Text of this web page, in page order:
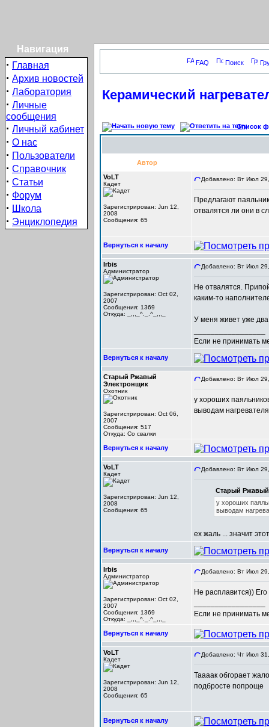
Навигация
· Главная
· Архив новостей
· Лаборатория
· Личные
сообщения
· Личный кабинет
· О нас
· Пользователи
· Справочник
· Статьи
· Форум
· Школа
· Энциклопедия
FAQ Поиск
Керамический
Список
Автор
VoLT
Кадет
Зарегистрирован: Jun 12,
2008
Сообщения: 65
Добавлено: Вт Июл
Предлагают
отвалятся ли они в
Вернуться к началу
Irbis
Администратор
Зарегистрирован: Oct 02,
2007
Сообщения: 1369
Откуда: _,,,_^._.^_,,,_
Добавлено: Вт Июл
Не отвалятся.
каким-то
У меня живет уже
Если не принимать
Вернуться к началу
Старый Ржавый
Электронщик
Охотник
Зарегистрирован: Oct 06,
2007
Сообщения: 517
Откуда: Со свалки
Добавлено: Вт Июл
у хороших
выводам нагревателя
Вернуться к началу
VoLT
Кадет
Зарегистрирован: Jun 12,
2008
Сообщения: 65
Добавлено: Вт Июл
Старый
у хороших
выводам
ех жаль ... значит
Вернуться к началу
Irbis
Администратор
Зарегистрирован: Oct 02,
2007
Сообщения: 1369
Откуда: _,,,_^._.^_,,,_
Добавлено: Вт Июл
Не расплавится))
Если не принимать
Вернуться к началу
VoLT
Кадет
Зарегистрирован: Jun 12,
2008
Сообщения: 65
Добавлено: Чт Июл
Таааак обгорает
подбросте попроще
Вернуться к началу